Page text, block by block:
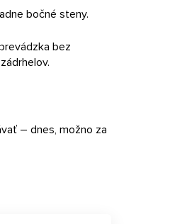
bočné steny.
bez
– dnes, možno za